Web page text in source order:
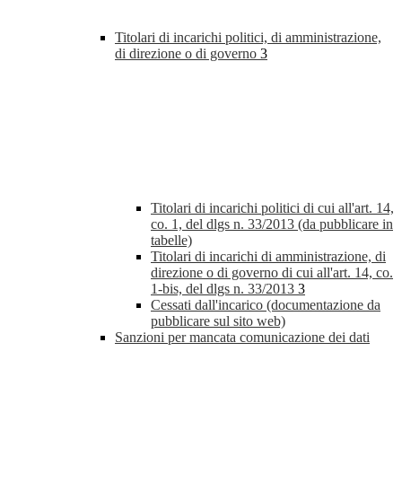
Titolari di incarichi politici, di amministrazione,
di direzione o di governo 3
Titolari di incarichi politici di cui all'art. 14,
co. 1, del dlgs n. 33/2013 (da pubblicare in
tabelle)
Titolari di incarichi di amministrazione, di
direzione o di governo di cui all'art. 14, co.
1-bis, del dlgs n. 33/2013 3
Cessati dall'incarico (documentazione da
pubblicare sul sito web)
Sanzioni per mancata comunicazione dei dati